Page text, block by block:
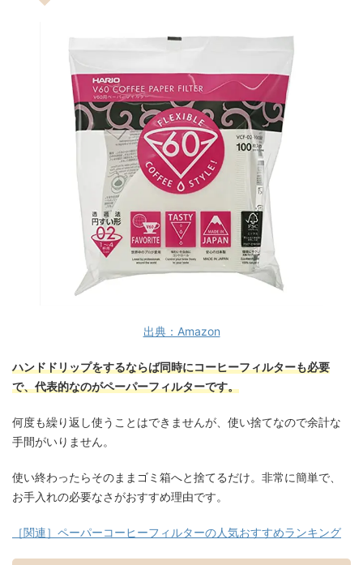
出典：Amazon
ハンドドリップをするならば同時にコーヒーフィルターも必要
で、代表的なのがペーパーフィルターです。
何度も繰り返し使うことはできませんが、使い捨てなので余計な
手間がいりません。
使い終わったらそのままゴミ箱へと捨てるだけ。非常に簡単で、
お手入れの必要なさがおすすめ理由です。
［関連］ペーパーコーヒーフィルターの人気おすすめランキング